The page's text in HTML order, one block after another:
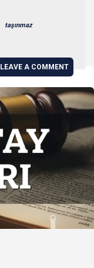
taşınmaz
LEAVE A COMMENT